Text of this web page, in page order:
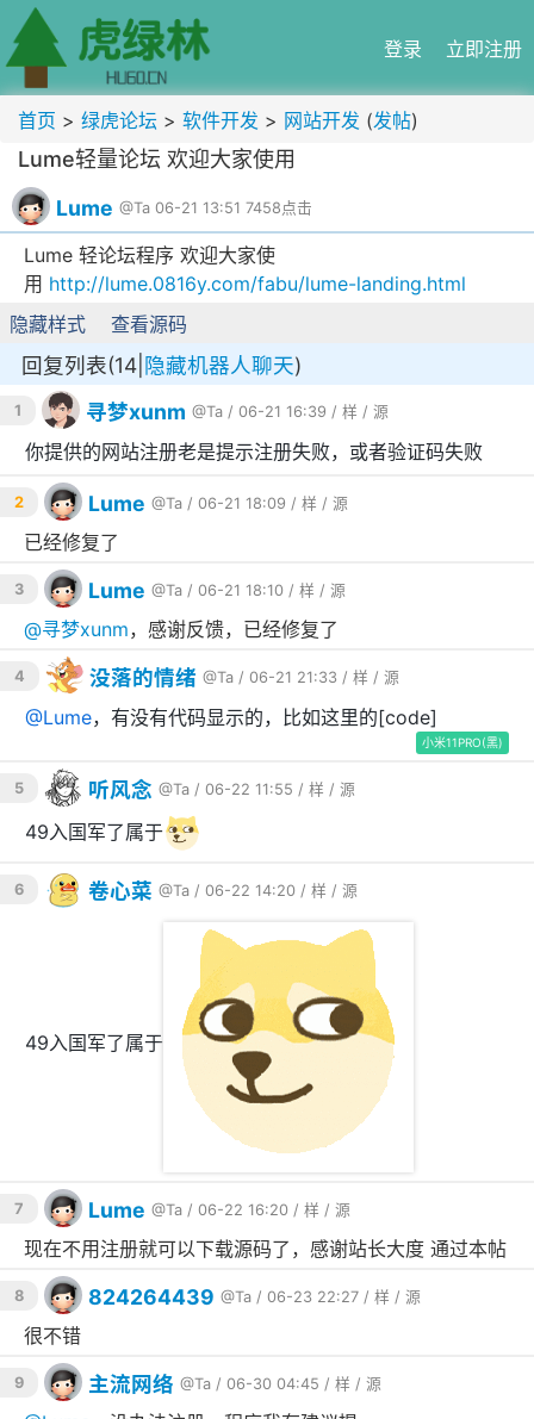
登录 立即注册
首页 > 绿虎论坛 > 软件开发 > 网站开发 (发帖)
Lume轻量论坛 欢迎大家使用
Lume @Ta 06-21 13:51 7458点击
Lume 轻论坛程序 欢迎大家使
用 http://lume.0816y.com/fabu/lume-landing.html
隐藏样式
查看源码
回复列表(14| 隐藏机器人聊天)
1 寻梦xunm @Ta / 06-21 16:39 / 样 / 源
你提供的网站注册老是提示注册失败，或者验证码失败
2 Lume @Ta / 06-21 18:09 / 样 / 源
已经修复了
3 Lume @Ta / 06-21 18:10 / 样 / 源
@寻梦xunm，感谢反馈，已经修复了
4 没落的情绪 @Ta / 06-21 21:33 / 样 / 源
@Lume，有没有代码显示的，比如这里的[code]
小米11PRO(黑)
5 听风念 @Ta / 06-22 11:55 / 样 / 源
49入国军了属于
6 卷心菜 @Ta / 06-22 14:20 / 样 / 源
49入国军了属于
7 Lume @Ta / 06-22 16:20 / 样 / 源
现在不用注册就可以下载源码了，感谢站长大度 通过本帖
8 824264439 @Ta / 06-23 22:27 / 样 / 源
很不错
9 主流网络 @Ta / 06-30 04:45 / 样 / 源